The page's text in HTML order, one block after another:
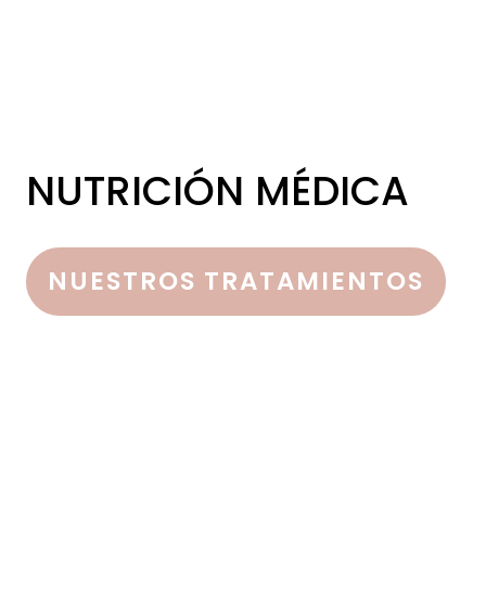
NUTRICIÓN MÉDICA
NUESTROS TRATAMIENTOS